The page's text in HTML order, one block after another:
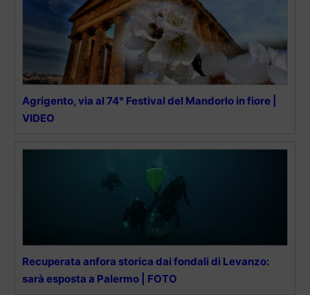
Agrigento, via al 74° Festival del Mandorlo in fiore |
VIDEO
Recuperata anfora storica dai fondali di Levanzo:
sarà esposta a Palermo | FOTO